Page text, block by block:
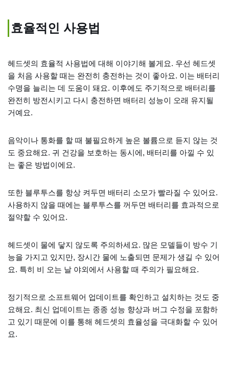
효율적인 사용법
헤드셋의 효율적 사용법에 대해 이야기해 볼게요. 우선 헤드셋
을 처음 사용할 때는 완전히 충전하는 것이 좋아요. 이는 배터리
수명을 늘리는 데 도움이 돼요. 이후에도 주기적으로 배터리를
완전히 방전시키고 다시 충전하면 배터리 성능이 오래 유지될
거예요.
음악이나 통화를 할 때 불필요하게 높은 볼륨으로 듣지 않는 것
도 중요해요. 귀 건강을 보호하는 동시에, 배터리를 아낄 수 있
는 좋은 방법이에요.
또한 블루투스를 항상 켜두면 배터리 소모가 빨라질 수 있어요.
사용하지 않을 때에는 블루투스를 꺼두면 배터리를 효과적으로
절약할 수 있어요.
헤드셋이 물에 닿지 않도록 주의하세요. 많은 모델들이 방수 기
능을 가지고 있지만, 장시간 물에 노출되면 문제가 생길 수 있어
요. 특히 비 오는 날 야외에서 사용할 때 주의가 필요해요.
정기적으로 소프트웨어 업데이트를 확인하고 설치하는 것도 중
요해요. 최신 업데이트는 종종 성능 향상과 버그 수정을 포함하
고 있기 때문에 이를 통해 헤드셋의 효율성을 극대화할 수 있어
요.